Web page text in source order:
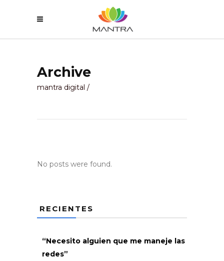
Archive
mantra digital /
No posts were found.
RECIENTES
“Necesito alguien que me maneje las
redes”